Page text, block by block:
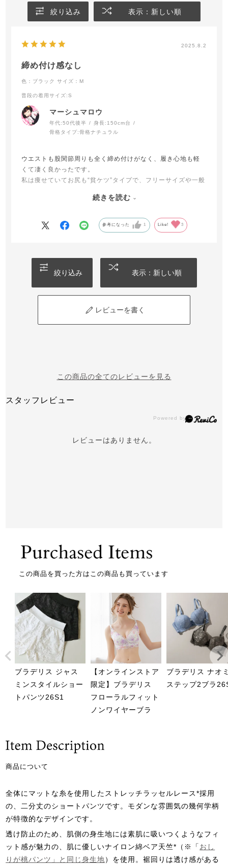
絞り込み 表示：新しい順
2025.8.2
締め付け感なし
色：ブラック サイズ：M
普段の着用サイズ:S
マーシュマロウ
年代:50代後半 身長: 150cm台
骨格タイプ:骨格ナチュラル
ウエストも股関節周りも全く締め付けがなく、履き心地も軽
くて凄く良かったです。
私は痩せていてお尻も“貧ケツ”タイプで、フリーサイズや一般
ョーツが横に伸びるだけの腰周りがないため)“ハミケツ”が気
なく履けました。
続きを読む
参考になった 1 Like! 3
絞り込み 表示：新しい順
レビューを書く
この商品の全てのレビューを見る
スタッフレビュー
レビューはありません。
この商品を買った方はこの商品も買っています
ブラデリス ジャス
ミンスタイルショー
トパンツ26S1
【オンラインストア
限定】ブラデリス
フローラルフィット
ノンワイヤーブラ
ブラデリス ナオ
ステップ2ブラ
商品について
全体にマットな糸を使用したストレッチラッセルレース*採用
の、二分丈のショートパンツです。モダンな雰囲気の幾何学柄
が特徴的なデザインです。
透け防止のため、肌側の身生地には素肌に吸いつくようなフィ
ット感が魅力の、肌に優しいナイロン綿ベア天竺*（※「 おし
りが桃パンツ」と同じ身生地）を使用。裾回りは透け感がある